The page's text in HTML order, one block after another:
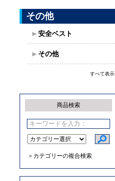
その他
安全ベスト
その他
すべて表示
商品検索
＞カテゴリーの複合検索